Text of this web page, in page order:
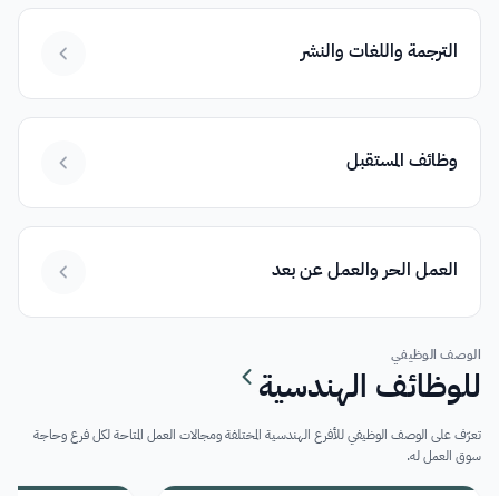
الترجمة واللغات والنشر
وظائف المستقبل
العمل الحر والعمل عن بعد
الوصف الوظيفي
للوظائف الهندسية
تعرّف على الوصف الوظيفي للأفرع الهندسية المختلفة ومجالات العمل المتاحة لكل فرع وحاجة
سوق العمل له.